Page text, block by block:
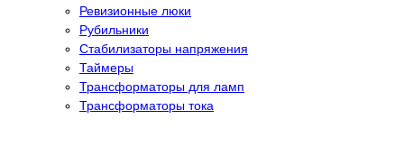
Ревизионные люки
Рубильники
Стабилизаторы напряжения
Таймеры
Трансформаторы для ламп
Трансформаторы тока